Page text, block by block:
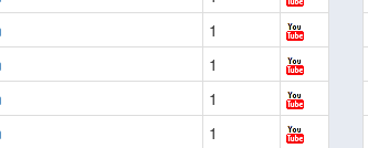
1
1
1
1